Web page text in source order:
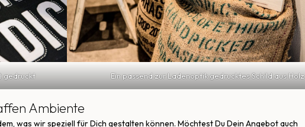
gedruckt Ein passend zur Ladenoptik gedrucktes Schild aus Holz
Ambiente
was wir speziell für Dich gestalten können. Möchtest Du Dein Angebot auch